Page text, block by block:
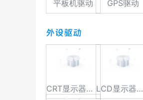
平板机驱动 GPS驱动
外设驱动
CRT显示器驱动 LCD显示器驱动